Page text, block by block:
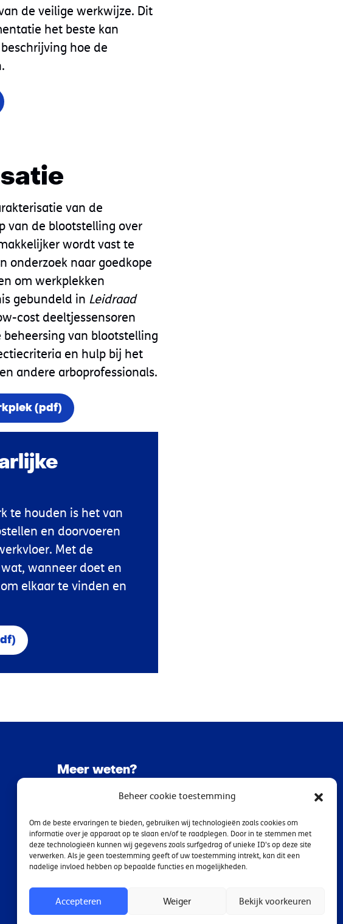
Beheer cookie toestemming
Om de beste ervaringen te bieden, gebruiken wij technologieën zoals cookies om
informatie over je apparaat op te slaan en/of te raadplegen. Door in te stemmen met
deze technologieën kunnen wij gegevens zoals surfgedrag of unieke ID's op deze site
verwerken. Als je geen toestemming geeft of uw toestemming intrekt, kan dit een
nadelige invloed hebben op bepaalde functies en mogelijkheden.
Accepteren Weiger Bekijk voorkeuren
de veilige werkwijze. Dit
het beste kan
hoe de
van de
van de blootstelling over
wordt vast te
onderzoek naar goedkope
om werkplekken
gebundeld in Leidraad
cost deeltjessensoren
van blootstelling
en hulp bij het
andere arboprofessionals.
(pdf)
te houden is het van
en doorvoeren
Met de
wanneer doet en
elkaar te vinden en
Meer weten?
over gezond en veilig werken!
Gezond en veilig werken